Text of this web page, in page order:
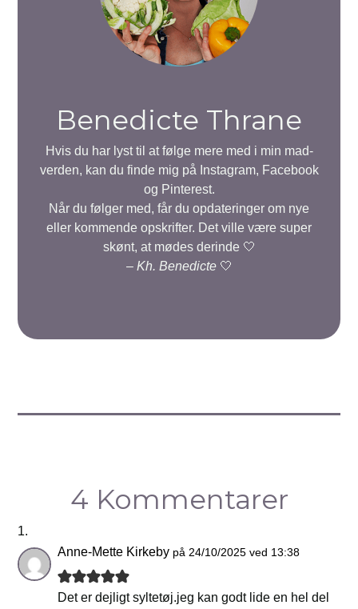
Benedicte Thrane
Hvis du har lyst til at følge mere med i min mad-
verden, kan du finde mig på Instagram, Facebook
og Pinterest.
Når du følger med, får du opdateringer om nye
eller kommende opskrifter. Det ville være super
skønt, at mødes derinde 🤍
– Kh. Benedicte🤍
4 Kommentarer
Anne-Mette Kirkeby på 24/10/2025 ved 13:38
Det er dejligt syltetøj.jeg kan godt lide en hel del